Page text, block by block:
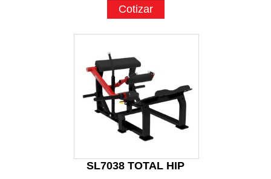
Cotizar
SL7038 TOTAL HIP